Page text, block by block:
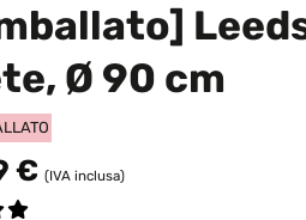
Ø 90 cm
€ (IVA inclusa)